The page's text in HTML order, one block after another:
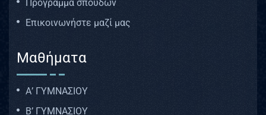
Πρόγραμμα σπουδών
Επικοινωνήστε μαζί μας
Μαθήματα
Α’ ΓΥΜΝΑΣΙΟΥ
Β’ ΓΥΜΝΑΣΙΟΥ